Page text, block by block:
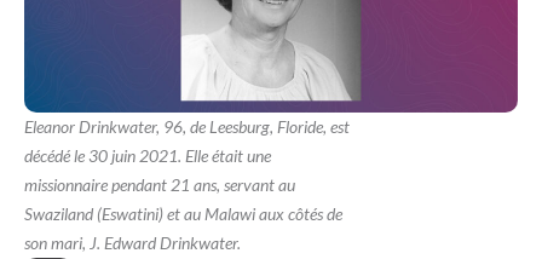
Eleanor Drinkwater, 96, de Leesburg, Floride, est
décédé le 30 juin 2021. Elle était une
missionnaire pendant 21 ans, servant au
Swaziland (Eswatini) et au Malawi aux côtés de
son mari, J. Edward Drinkwater.